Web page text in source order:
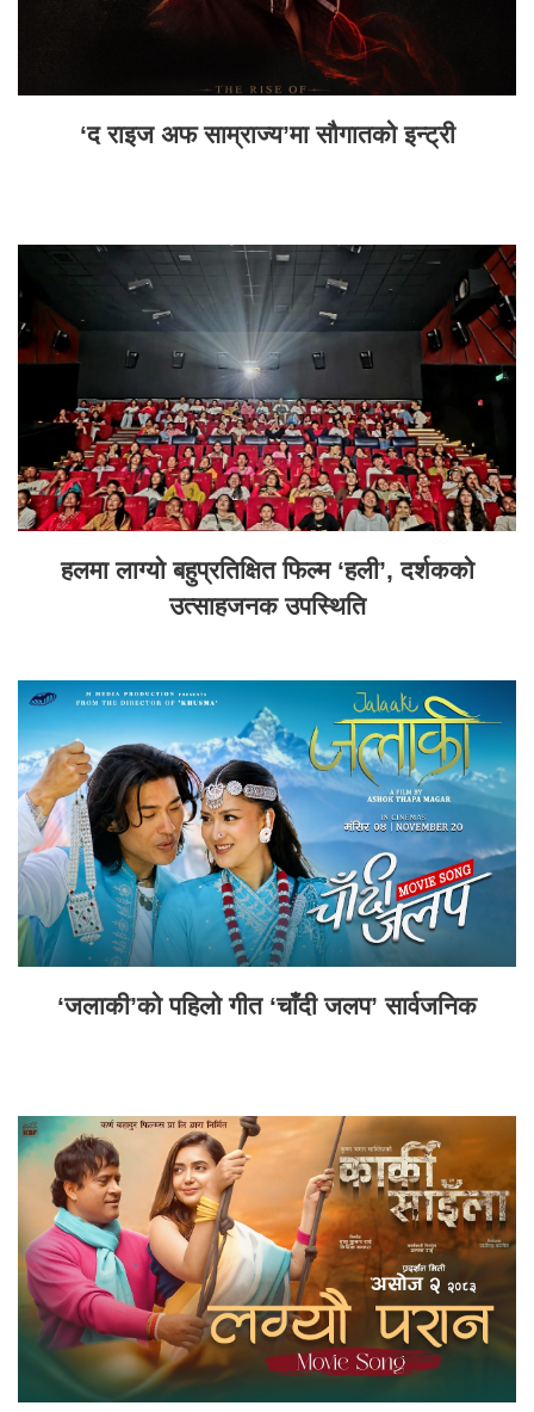
‘द राइज अफ साम्राज्य’मा सौगातको इन्ट्री
हलमा लाग्यो बहुप्रतिक्षित फिल्म ‘हली’, दर्शकको
उत्साहजनक उपस्थिति
‘जलाकी’को पहिलो गीत ‘चाँदी जलप’ सार्वजनिक